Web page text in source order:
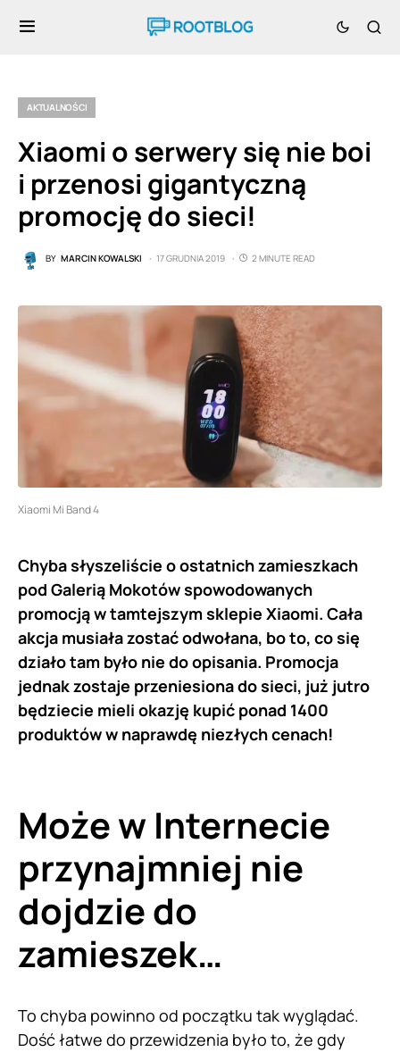
AKTUALNOŚCI
Xiaomi o serwery się nie boi
i przenosi gigantyczną
promocję do sieci!
BY MARCIN KOWALSKI 17 GRUDNIA 2019 2 MINUTE READ
Xiaomi Mi Band 4
Chyba słyszeliście o ostatnich zamieszkach
pod Galerią Mokotów spowodowanych
promocją w tamtejszym sklepie Xiaomi. Cała
akcja musiała zostać odwołana, bo to, co się
działo tam było nie do opisania. Promocja
jednak zostaje przeniesiona do sieci, już jutro
będziecie mieli okazję kupić ponad 1400
produktów w naprawdę niezłych cenach!
Może w Internecie
przynajmniej nie
dojdzie do
zamieszek…
To chyba powinno od początku tak wyglądać.
Dość łatwe do przewidzenia było to, że gdy